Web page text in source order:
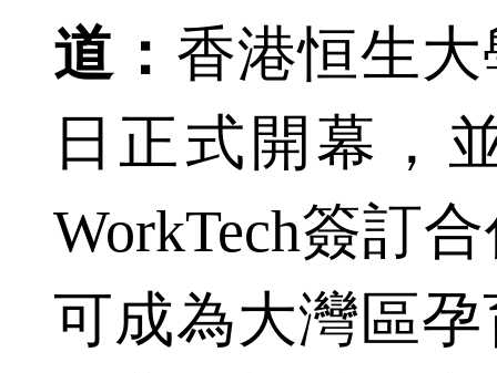
道： 香港恒生
日正式開幕，
WorkTech簽訂
可成為大灣區